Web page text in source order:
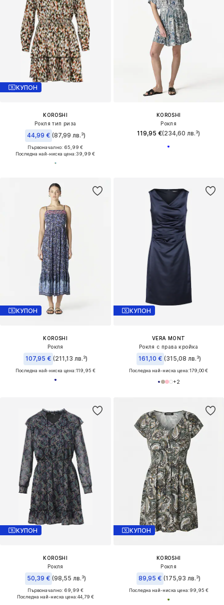
КУПОН
KOROSHI
Рокля тип риза
44,99 € (87,99 лв.³)
Първоначално: 65,99 €
Последна най-ниска цена:39,99 €
KOROSHI
Рокля
119,95 €(234,60 лв.³)
КУПОН
KOROSHI
Рокля
107,95 € (211,13 лв.³)
Последна най-ниска цена:119,95 €
КУПОН
VERA MONT
Рокля с права кройка
161,10 € (315,08 лв.³)
Последна най-ниска цена:179,00 €
+2
КУПОН
KOROSHI
Рокля
50,39 € (98,55 лв.³)
Първоначално: 69,99 €
Последна най-ниска цена:44,79 €
КУПОН
KOROSHI
Рокля
89,95 € (175,93 лв.³)
Последна най-ниска цена:99,95 €